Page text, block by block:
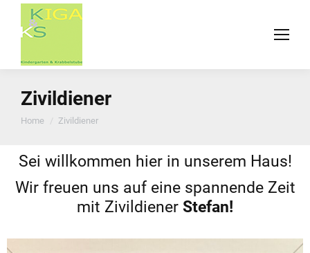
Zivildiener
You are here:
Home Zivildiener
Sei willkommen hier in unserem Haus!
Wir freuen uns auf eine spannende Zeit
mit Zivildiener Stefan!